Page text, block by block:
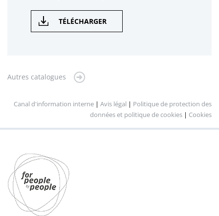
TÉLÉCHARGER
Autres catalogues
Canal d'information interne | Avis légal | Politique de protection des
données et politique de cookies | Cookies